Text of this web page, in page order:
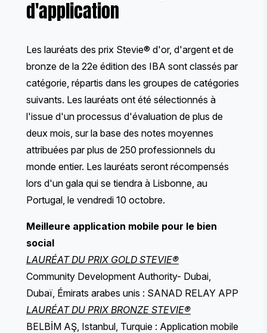
d'application
Les lauréats des prix Stevie® d'or, d'argent et de
bronze de la 22e édition des IBA sont classés par
catégorie, répartis dans les groupes de catégories
suivants. Les lauréats ont été sélectionnés à
l'issue d'un processus d'évaluation de plus de
deux mois, sur la base des notes moyennes
attribuées parplus de 250 professionnels du
monde entier. Les lauréats seront récompensés
lors d'un gala qui se tiendra à Lisbonne, au
Portugal, le vendredi 10 octobre.
Meilleure application mobile pour le bien
social
LAURÉAT DU PRIX GOLD STEVIE®
Community Development Authority- Dubai,
Dubaï, Émirats arabes unis : SANAD RELAY APP
LAURÉAT DU PRIX BRONZE STEVIE®
BELBİM AŞ, Istanbul, Turquie : Application mobile